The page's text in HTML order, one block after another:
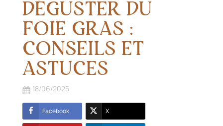
DÉGUSTER DU
FOIE GRAS :
CONSEILS ET
ASTUCES
18/06/2025
Facebook X